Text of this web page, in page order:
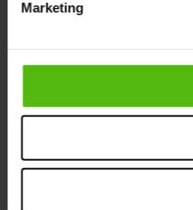
Marketing